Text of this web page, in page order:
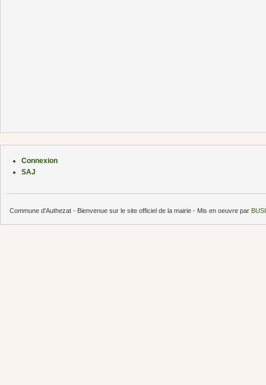
Connexion
SAJ
Commune d'Authezat - Bienvenue sur le site officiel de la mairie - Mis en oeuvre par